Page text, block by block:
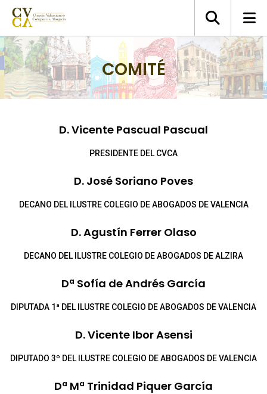
COMITÉ
D. Vicente Pascual Pascual
PRESIDENTE DEL CVCA
D. José Soriano Poves
DECANO DEL ILUSTRE COLEGIO DE ABOGADOS DE VALENCIA
D. Agustín Ferrer Olaso
DECANO DEL ILUSTRE COLEGIO DE ABOGADOS DE ALZIRA
Dª Sofía de Andrés García
DIPUTADA 1ª DEL ILUSTRE COLEGIO DE ABOGADOS DE VALENCIA
D. Vicente Ibor Asensi
DIPUTADO 3º DEL ILUSTRE COLEGIO DE ABOGADOS DE VALENCIA
Dª Mª Trinidad Piquer García